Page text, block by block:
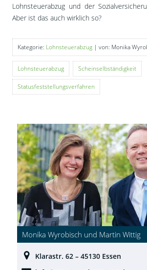
Lohnsteuerabzug und der
Aber ist das auch wirklich so?
Kategorie: Lohnsteuerabzug | von: Monika
Lohnsteuerabzug Scheinselbständigkeit
Statusfeststellungsverfahren
Monika Wyrobisch und Martin Wittig
Klarastr. 62 – 45130 Essen